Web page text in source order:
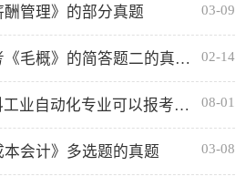
管理》的部分真题 03-09
全国2021年10月自考《毛概》的简答题二的真题及答案 02-14
2022年湖南自考本科工业自动化专业可以报考哪些学校 08-01
会计》多选题的真题 03-08